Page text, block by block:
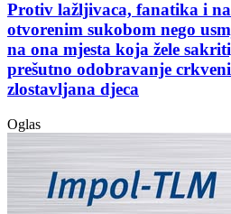
Protiv lažljivaca, fanatika i
otvorenim sukobom nego
na ona mjesta koja žele
prešutno odobravanje
zlostavljana djeca
Oglas